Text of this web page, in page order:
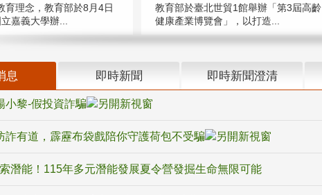
育理念，教育部於8月4日
嘉義大學辦...
教育部於臺北世貿1館舉辦「第3屆高齡
健康產業博覽會」，以打造...
息 即時新聞 即時新聞澄清
小黎-假投資詐騙
詐有道，霹靂布袋戲陪你守護荷包不受騙
潛能！115年多元潛能發展夏令營發掘生命無限可能